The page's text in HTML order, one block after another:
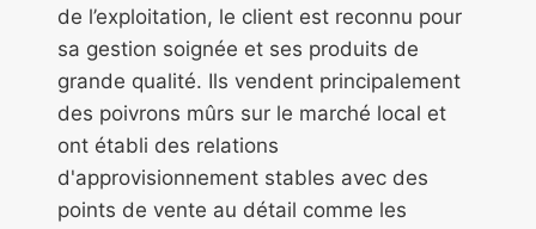
de l’exploitation, le client est reconnu pour
sa gestion soignée et ses produits de
grande qualité. Ils vendent principalement
des poivrons mûrs sur le marché local et
ont établi des relations
d'approvisionnement stables avec des
points de vente au détail comme les